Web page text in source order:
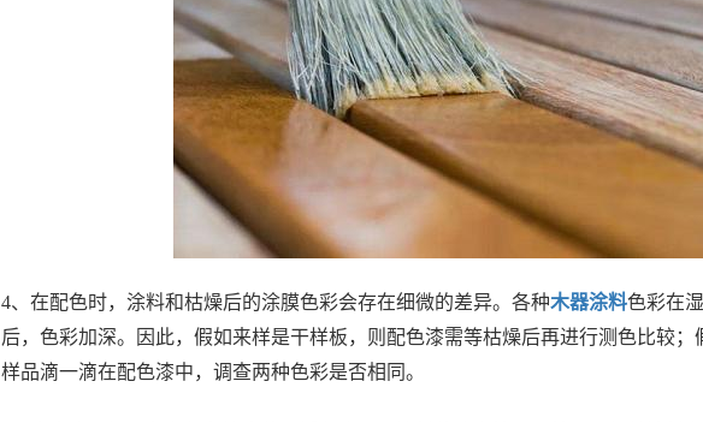
4、在配色时，涂料和枯燥后的涂膜色彩会存在细微的差异。各种木器涂料色彩在
后，色彩加深。因此，假如来样是干样板，则配色漆需等枯燥后再进行测色比较
样品滴一滴在配色漆中，调查两种色彩是否相同。